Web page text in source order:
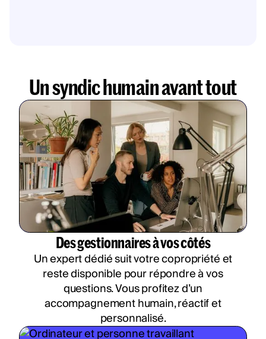
Un syndic humain avant tout
Des gestionnaires à vos côtés
Un expert dédié suit votre copropriété et
reste disponible pour répondre à vos
questions. Vous profitez d’un
accompagnement humain, réactif et
personnalisé.